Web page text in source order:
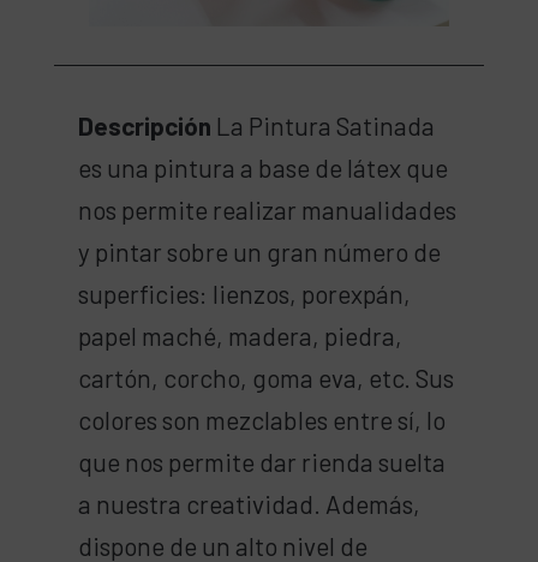
Descripción La Pintura Satinada
es una pintura a base de látex que
nos permite realizar manualidades
y pintar sobre un gran número de
superficies: lienzos, porexpán,
papel maché, madera, piedra,
cartón, corcho, goma eva, etc. Sus
colores son mezclables entre sí, lo
que nos permite dar rienda suelta
a nuestra creatividad. Además,
dispone de un alto nivel de